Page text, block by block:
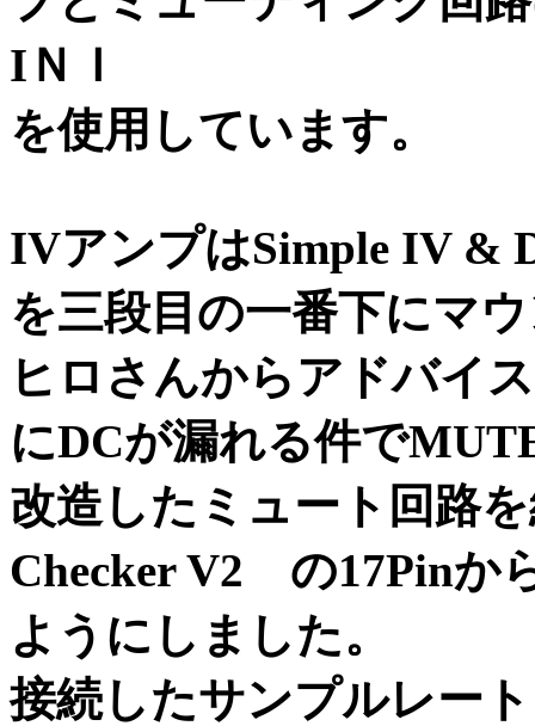
IＮＩ
を使用しています。
IVアンプはSimple IV &
を三段目の一番下にマ
ヒロさんからアドバイ
にDCが漏れる件で
改造したミュート回
Checker V2 の17Pinか
ようにしました。
接続したサンプルレー